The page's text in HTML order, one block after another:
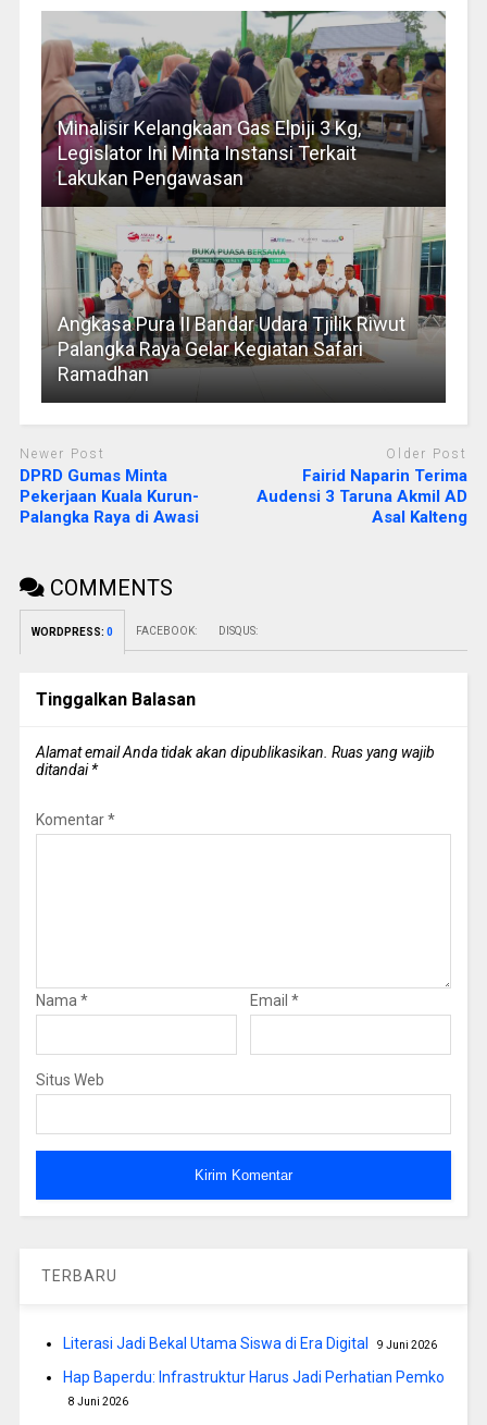
Minalisir Kelangkaan Gas Elpiji 3 Kg,
Legislator Ini Minta Instansi Terkait
Lakukan Pengawasan
Angkasa Pura II Bandar Udara Tjilik Riwut
Palangka Raya Gelar Kegiatan Safari
Ramadhan
Newer Post
DPRD Gumas Minta
Pekerjaan Kuala Kurun-
Palangka Raya di Awasi
Older Post
Fairid Naparin Terima
Audensi 3 Taruna Akmil AD
Asal Kalteng
COMMENTS
WORDPRESS: 0 FACEBOOK: DISQUS:
Tinggalkan Balasan
Alamat email Anda tidak akan dipublikasikan. Ruas yang wajib
ditandai*
Komentar*
Nama* Email *
Situs Web
TERBARU
Literasi Jadi Bekal Utama Siswa di Era Digital 9 Juni 2026
Hap Baperdu: Infrastruktur Harus Jadi Perhatian Pemko
8 Juni 2026